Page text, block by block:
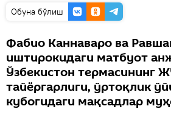
Oбуна бўлиш
Фабио Каннаваро ва
иштирокидаги матбуот
Ўзбекистон термасининг
тайёргарлиги, ўртоқлик
кубогидаги мақсадлар